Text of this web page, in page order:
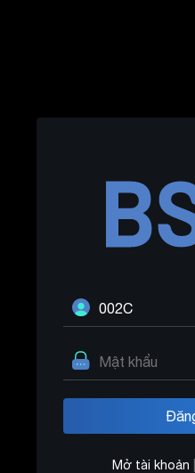
Mở tài khoản